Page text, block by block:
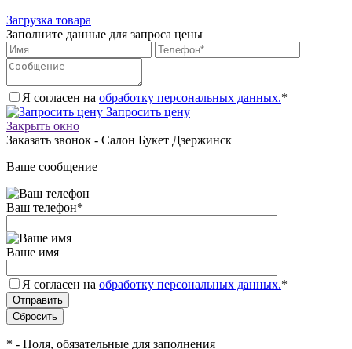
Загрузка товара
Заполните данные для запроса цены
Я согласен на обработку персональных данных.*
Запросить цену
Закрыть окно
Заказать звонок - Салон Букет Дзержинск
Ваше сообщение
Ваш телефон*
Ваше имя
Я согласен на обработку персональных данных.*
* - Поля, обязательные для заполнения